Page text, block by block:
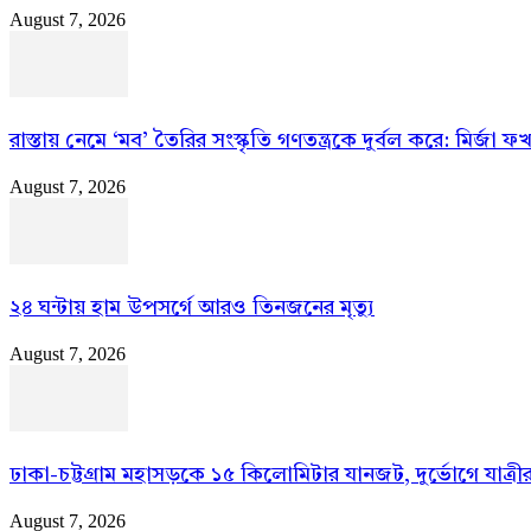
August 7, 2026
রাস্তায় নেমে ‘মব’ তৈরির সংস্কৃতি গণতন্ত্রকে দুর্বল করে: মির্জা
August 7, 2026
২৪ ঘন্টায় হাম উপসর্গে আরও তিনজনের মৃত্যু
August 7, 2026
ঢাকা-চট্টগ্রাম মহাসড়কে ১৫ কিলোমিটার যানজট, দুর্ভোগে
August 7, 2026